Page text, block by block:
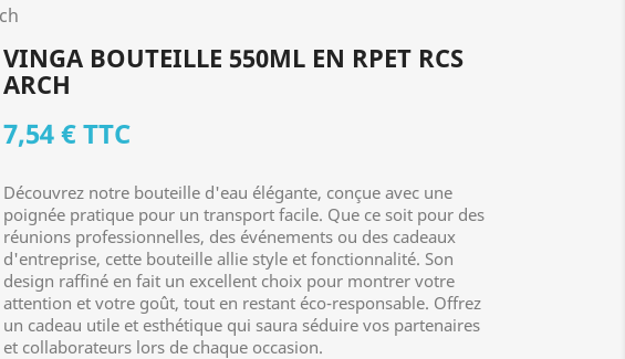
VINGA BOUTEILLE 550ML EN RPET RCS
ARCH
7,54 €TTC
Découvrez notre bouteille d'eau élégante, conçue avec une
poignée pratique pour un transport facile. Que ce soit pour des
réunions professionnelles, des événements ou des cadeaux
d'entreprise, cette bouteille allie style et fonctionnalité. Son
design raffiné en fait un excellent choix pour montrer votre
attention et votre goût, tout en restant éco-responsable. Offrez
un cadeau utile et esthétique qui saura séduire vos partenaires
et collaborateurs lors de chaque occasion.